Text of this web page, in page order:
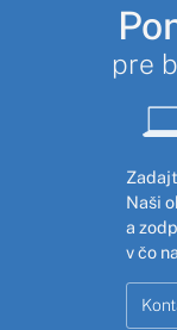
pre
Naši
a
v čo